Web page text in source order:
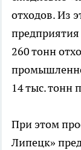
отходов. Из
предприятия
260 тонн
14 тыс. тонн
При этом
Липецк»